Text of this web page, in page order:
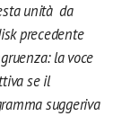
unità da
precedente
la voce
se il
suggeriva